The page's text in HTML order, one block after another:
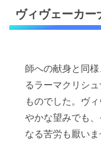
ヴィヴェーカ
師への献身と同
るラーマクリシ
ものでした。ヴ
やかな望みでも
なる苦労も厭いま